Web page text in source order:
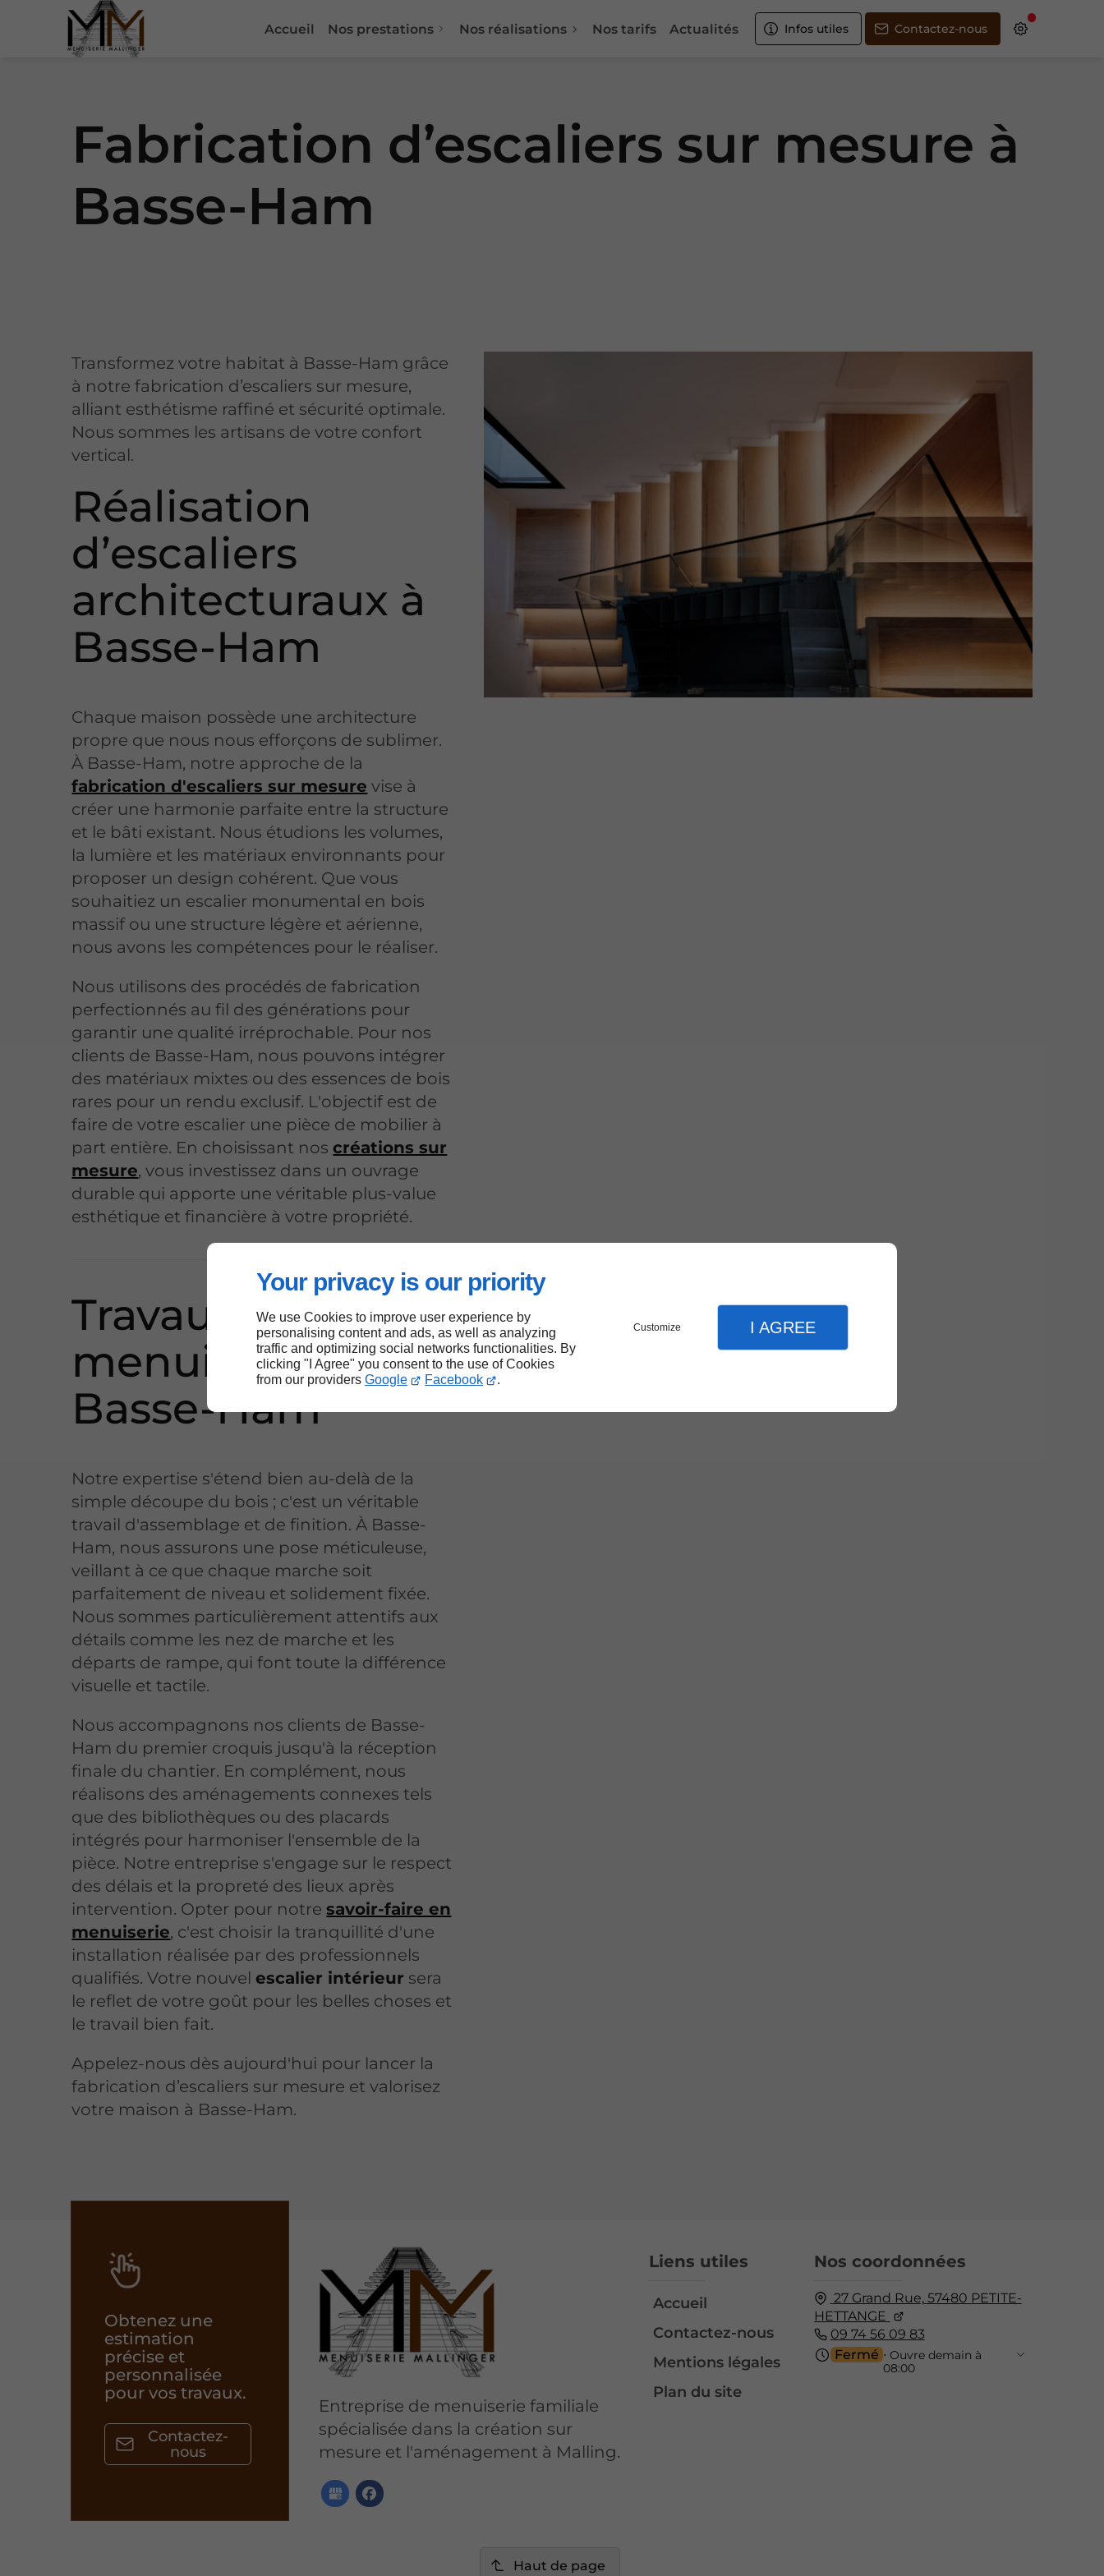
Your privacy is our priority
We use Cookies to improve user experience by
personalising content and ads, as well as analyzing
traffic and optimizing social networks functionalities. By
clicking "I Agree" you consent to the use of Cookies
from our providers Google Facebook .
Customize I AGREE
Accueil Nos prestations Nos réalisations Nos tarifs Actualités Infos utiles Contactez-nous
Fabrication d’escaliers sur mesure à
Basse-Ham
Transformez votre habitat à Basse-Ham grâce
à notre fabrication d’escaliers sur mesure,
alliant esthétisme raffiné et sécurité optimale.
Nous sommes les artisans de votre confort
vertical.
Réalisation
d’escaliers
architecturaux à
Basse-Ham
Chaque maison possède une architecture
propre que nous nous efforçons de sublimer.
À Basse-Ham, notre approche de la
fabrication d'escaliers sur mesure vise à
créer une harmonie parfaite entre la structure
et le bâti existant. Nous étudions les volumes,
la lumière et les matériaux environnants pour
proposer un design cohérent. Que vous
souhaitiez un escalier monumental en bois
massif ou une structure légère et aérienne,
nous avons les compétences pour le réaliser.
Nous utilisons des procédés de fabrication
perfectionnés au fil des générations pour
garantir une qualité irréprochable. Pour nos
clients de Basse-Ham, nous pouvons intégrer
des matériaux mixtes ou des essences de bois
rares pour un rendu exclusif. L'objectif est de
faire de votre escalier une pièce de mobilier à
part entière. En choisissant noscréations sur
mesure, vous investissez dans un ouvrage
durable qui apporte une véritable plus-value
esthétique et financière à votre propriété.
Travaux de
menuiserie fine à
Basse-Ham
Notre expertise s'étend bien au-delà de la
simple découpe du bois ; c'est un véritable
travail d'assemblage et de finition. À Basse-
Ham, nous assurons une pose méticuleuse,
veillant à ce que chaque marche soit
parfaitement de niveau et solidement fixée.
Nous sommes particulièrement attentifs aux
détails comme les nez de marche et les
départs de rampe, qui font toute la différence
visuelle et tactile.
Nous accompagnons nos clients de Basse-
Ham du premier croquis jusqu'à la réception
finale du chantier. En complément, nous
réalisons des aménagements connexes tels
que des bibliothèques ou des placards
intégrés pour harmoniser l'ensemble de la
pièce. Notre entreprise s'engage sur le respect
des délais et la propreté des lieux après
intervention. Opter pour notresavoir-faire en
menuiserie, c'est choisir la tranquillité d'une
installation réalisée par des professionnels
qualifiés. Votre nouvelescalier intérieur sera
le reflet de votre goût pour les belles choses et
le travail bien fait.
Appelez-nous dès aujourd'hui pour lancer la
fabrication d’escaliers sur mesure et valorisez
votre maison à Basse-Ham.
Obtenez une
estimation
précise et
personnalisée
pour vos travaux.
Contactez-
nous
Entreprise de menuiserie familiale
spécialisée dans la création sur
mesure et l'aménagement à Malling.
Liens utiles
Accueil
Contactez-nous
Mentions légales
Plan du site
Nos coordonnées
27 Grand Rue, 57480 PETITE-
HETTANGE
09 74 56 09 83
Fermé ⋅ Ouvre demain à
08:00
Haut de page